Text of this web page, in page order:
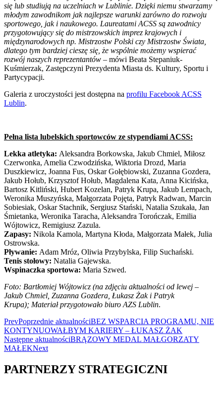
się lub studiują na uczelniach w Lublinie. Dzięki niemu stwarzamy
młodym zawodnikom jak najlepsze warunki zarówno do rozwoju
sportowego, jak i naukowego. Laureatami ACSS są zawodnicy
przygotowujący się do mistrzowskich imprez krajowych i
międzynarodowych np. Mistrzostw Polski czy Mistrzostw Świata,
dlatego tym bardziej cieszę się, że wspólnie możemy wspierać
rozwój naszych reprezentantów – mówi Beata Stepaniuk-
Kuśmierzak, Zastępczyni Prezydenta Miasta ds. Kultury, Sportu i
Partycypacji.
Galeria z uroczystości jest dostępna na profilu Facebook ACSS
Lublin.
Pełna lista lubelskich sportowców ze stypendiami ACSS:
Lekka atletyka: Aleksandra Borkowska, Jakub Chmiel, Miłosz
Czerwonka, Amelia Czwodzińska, Wiktoria Drozd, Maria
Duszkiewicz, Joanna Fus, Oskar Gołębiowski, Zuzanna Gozdera,
Jakub Hołub, Krzysztof Hołub, Magdalena Kata, Anna Kicińska,
Bartosz Kitliński, Hubert Kozelan, Patryk Krupa, Jakub Lempach,
Weronika Muszyńska, Małgorzata Pojęta, Patryk Radwan, Marcin
Sobiesiak, Oskar Stachnik, Sergiusz Stański, Natalia Szukała, Jan
Śmietanka, Weronika Taracha, Aleksandra Torończak, Emilia
Wójtowicz, Remigiusz Zazula.
Zapasy: Nikola Kamola, Martyna Kłoda, Małgorzata Małek, Julia
Ostrowska.
Pływanie: Adam Mróz, Oliwia Przybylska, Filip Suchański.
Tenis stołowy: Natalia Gajewska.
Wspinaczka sportowa: Maria Szwed.
Foto: Bartłomiej Wójtowicz (na zdjęciu aktualności od lewej –
Jakub Chmiel, Zuzanna Gozdera, Łukasz Żak i Patryk
Krupa); Materiał przygotowało biuro AZS Lublin.
PrevPoprzednie aktualnościBEZ WSPARCIA PROGRAMU, NIE
KONTYNUOWAŁBYM KARIERY – ŁUKASZ ŻAK
Następne aktualnościBRĄZOWY MEDAL MAŁGORZATY
MAŁEKNext
PARTNERZY STRATEGICZNI